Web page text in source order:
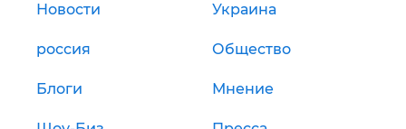
Новости Украина
россия Общество
Блоги Мнение